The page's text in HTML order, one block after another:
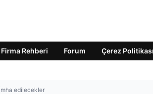
Firma Rehberi Forum Çerez Politikası
edilecekler